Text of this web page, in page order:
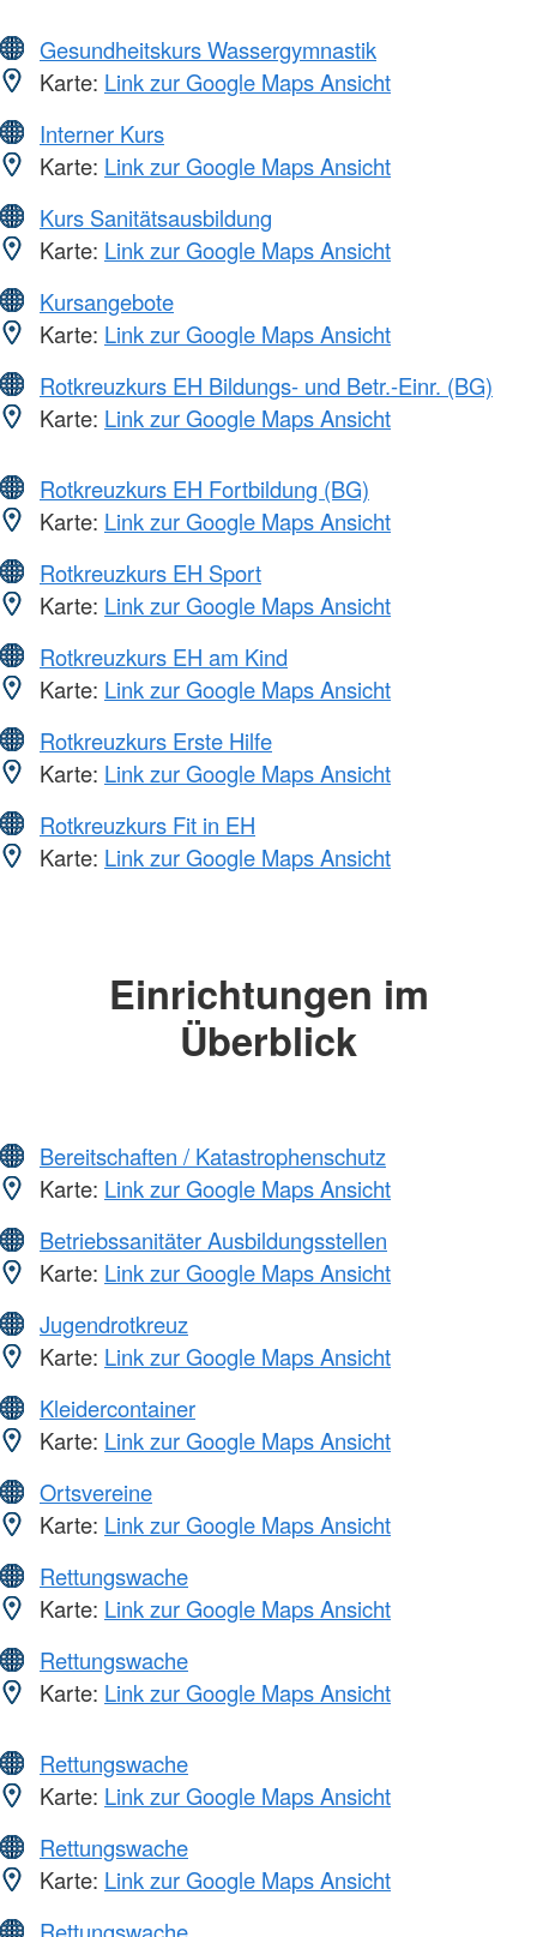
Gesundheitskurs Wassergymnastik
Karte: Link zur Google Maps Ansicht
Interner Kurs
Karte: Link zur Google Maps Ansicht
Kurs Sanitätsausbildung
Karte: Link zur Google Maps Ansicht
Kursangebote
Karte: Link zur Google Maps Ansicht
Rotkreuzkurs EH Bildungs- und Betr.-Einr. (BG)
Karte: Link zur Google Maps Ansicht
Rotkreuzkurs EH Fortbildung (BG)
Karte: Link zur Google Maps Ansicht
Rotkreuzkurs EH Sport
Karte: Link zur Google Maps Ansicht
Rotkreuzkurs EH am Kind
Karte: Link zur Google Maps Ansicht
Rotkreuzkurs Erste Hilfe
Karte: Link zur Google Maps Ansicht
Rotkreuzkurs Fit in EH
Karte: Link zur Google Maps Ansicht
Einrichtungen im
Überblick
Bereitschaften / Katastrophenschutz
Karte: Link zur Google Maps Ansicht
Betriebssanitäter Ausbildungsstellen
Karte: Link zur Google Maps Ansicht
Jugendrotkreuz
Karte: Link zur Google Maps Ansicht
Kleidercontainer
Karte: Link zur Google Maps Ansicht
Ortsvereine
Karte: Link zur Google Maps Ansicht
Rettungswache
Karte: Link zur Google Maps Ansicht
Rettungswache
Karte: Link zur Google Maps Ansicht
Rettungswache
Karte: Link zur Google Maps Ansicht
Rettungswache
Karte: Link zur Google Maps Ansicht